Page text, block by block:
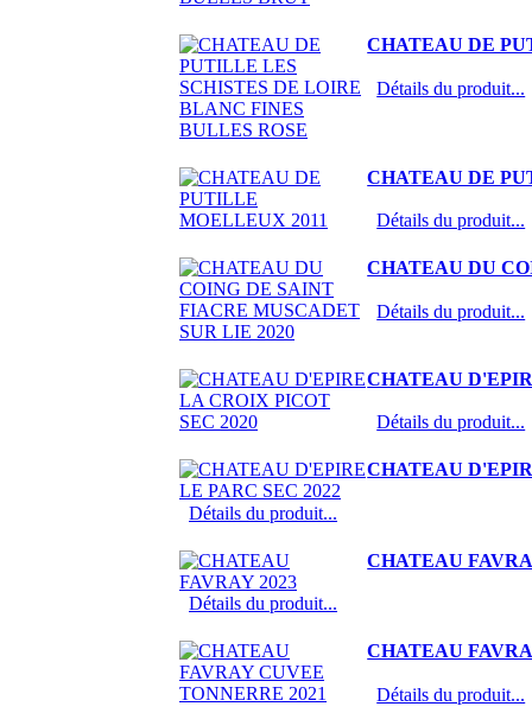
CHATEAU DE
Détails du produit...
CHATEAU DE
Détails du produit...
CHATEAU DU
Détails du produit...
CHATEAU
Détails du produit...
CHATEAU
Détails du produit...
CHATEAU
Détails du produit...
CHATEAU
Détails du produit...